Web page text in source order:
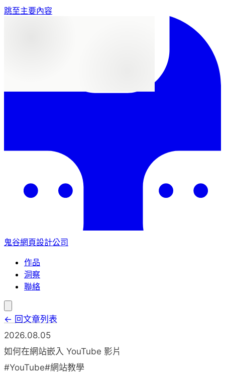
跳至主要內容
鬼谷網頁設計公司
作品
洞察
聯絡
← 回文章列表
2026.08.05
如何在網站嵌入 YouTube 影片
#YouTube#網站教學